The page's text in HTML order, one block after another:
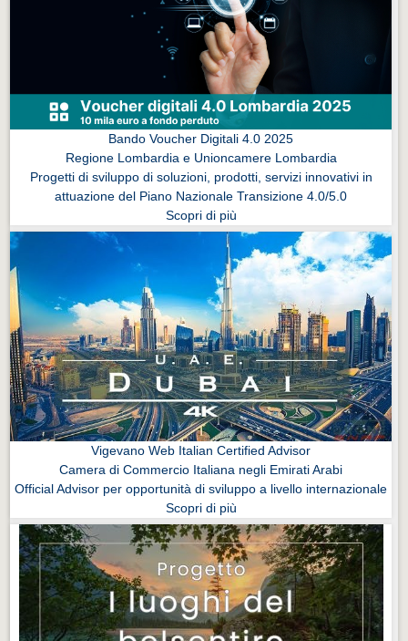
Eventi Vigevano
Eventi Pavia
Bando Voucher Digitali 4.0 2025
Regione Lombardia e Unioncamere Lombardia
Progetti di sviluppo di soluzioni, prodotti, servizi innovativi in
attuazione del Piano Nazionale Transizione 4.0/5.0
Scopri di più
Vigevano Web Italian Certified Advisor
Camera di Commercio Italiana negli Emirati Arabi
Official Advisor per opportunità di sviluppo a livello internazionale
Scopri di più